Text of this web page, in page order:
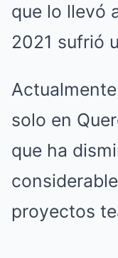
que lo llevó
2021 sufrió
solo en
que ha
proyectos